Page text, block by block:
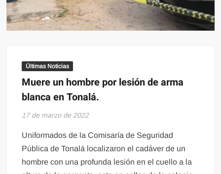
Últimas Noticias
Muere un hombre por lesión de arma
blanca en Tonalá.
17 de marzo de 2022
Uniformados de la Comisaría de Seguridad
Pública de Tonalá localizaron el cadáver de un
hombre con una profunda lesión en el cuello a la